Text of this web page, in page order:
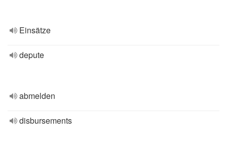
Einsätze
depute
abmelden
disbursements